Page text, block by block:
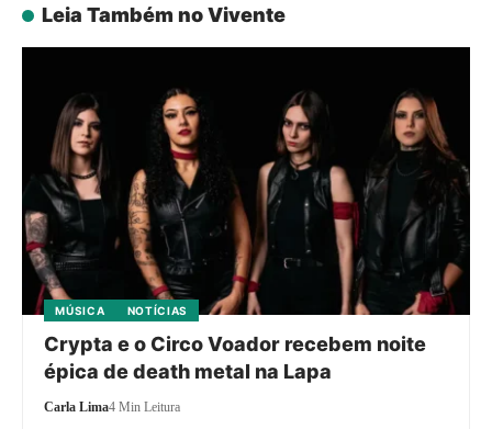
Leia Também no Vivente
MÚSICA NOTÍCIAS
Crypta e o Circo Voador recebem noite
épica de death metal na Lapa
Carla Lima4 Min Leitura